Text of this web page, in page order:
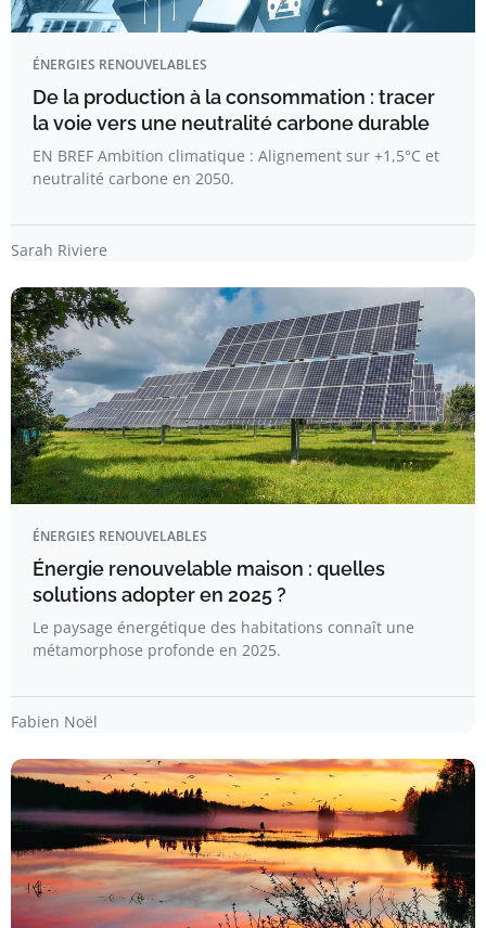
ÉNERGIES RENOUVELABLES
De la production à la consommation : tracer
la voie vers une neutralité carbone durable
EN BREF Ambition climatique : Alignement sur +1,5°C et
neutralité carbone en 2050.
Sarah Riviere
ÉNERGIES RENOUVELABLES
Énergie renouvelable maison : quelles
solutions adopter en 2025 ?
Le paysage énergétique des habitations connaît une
métamorphose profonde en 2025.
Fabien Noël